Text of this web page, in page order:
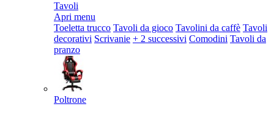
Tavoli
Apri menu
Toeletta trucco Tavoli da gioco Tavolini da caffè Tavoli
decorativi Scrivanie + 2 successivi Comodini Tavoli da
pranzo
Poltrone